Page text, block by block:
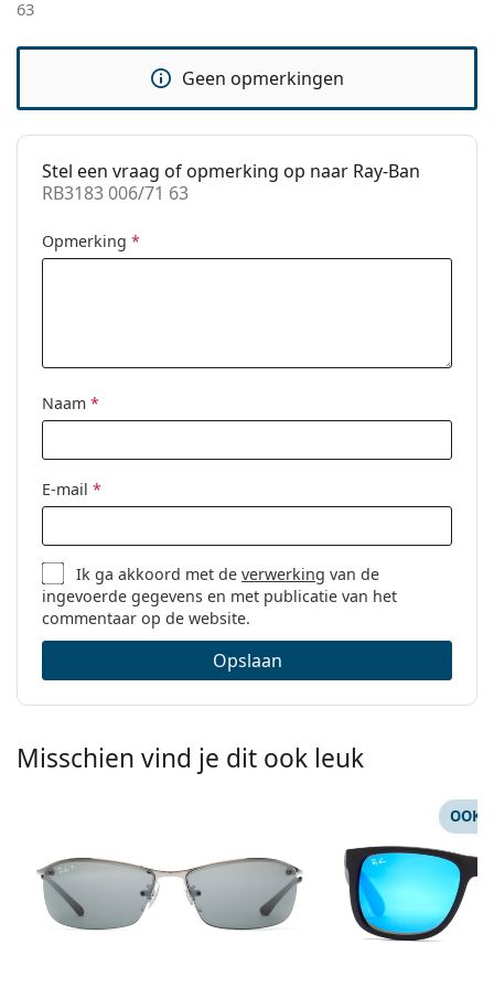
Code:
Voorschrift
No
63
Geen opmerkingen
Stel een vraag of opmerking op naar Ray-Ban
RB3183 006/71 63
Opmerking *
Naam *
E-mail *
Ik ga akkoord met deverwerking van de
ingevoerde gegevens en met publicatie van het
commentaar op de website.
Opslaan
Misschien vind je dit ook leuk
OOK